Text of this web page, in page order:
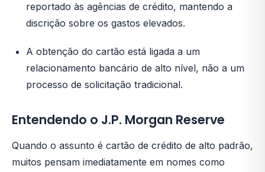
reportado às agências de crédito, mantendo a
discrição sobre os gastos elevados.
A obtenção do cartão está ligada a um
relacionamento bancário de alto nível, não a um
processo de solicitação tradicional.
Entendendo o J.P. Morgan Reserve
Quando o assunto é cartão de crédito de alto padrão,
muitos pensam imediatamente em nomes como